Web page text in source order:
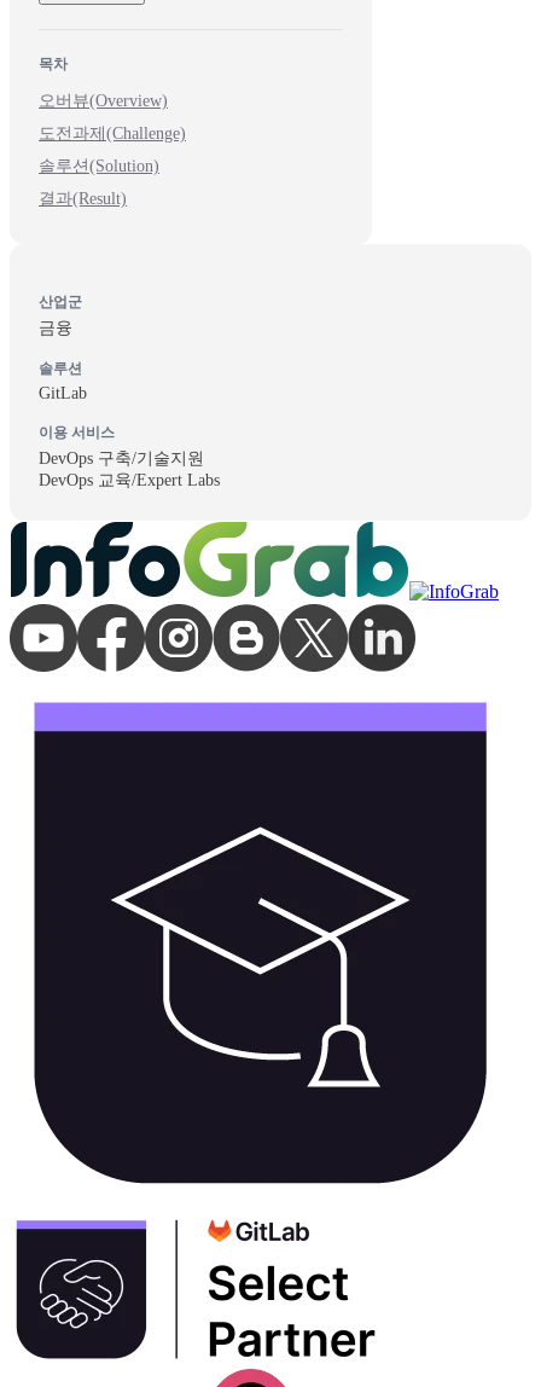
목차
오버뷰(Overview)
도전과제(Challenge)
솔루션(Solution)
결과(Result)
산업군
금융
솔루션
GitLab
이용 서비스
DevOps 구축/기술지원
DevOps 교육/Expert Labs